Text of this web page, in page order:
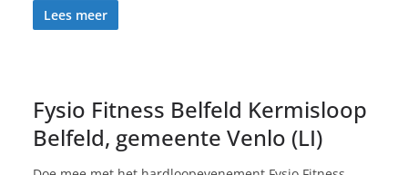
Lees meer
Fysio Fitness Belfeld Kermisloop
Belfeld, gemeente Venlo (LI)